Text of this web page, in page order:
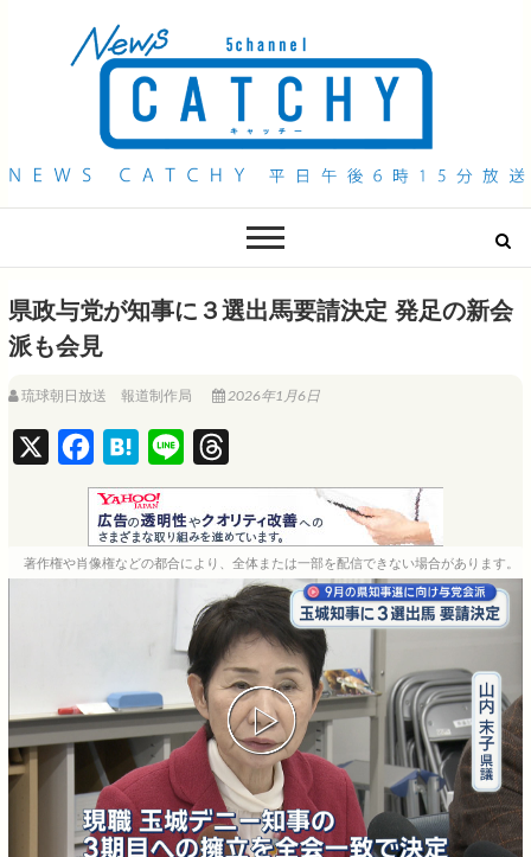
QAB NEWS Headline
県政与党が知事に３選出馬要請決定 発足の新会
派も会見
琉球朝日放送 報道制作局 2026年1月6日
a
c
e
k
H
a
t
e
i
n
e
h
r
e
a
d
s
著作権や肖像権などの都合により、全体または一部を配信できない場合があります。